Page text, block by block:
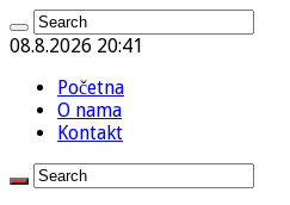
08.8.2026 20:41
Početna
O nama
Kontakt